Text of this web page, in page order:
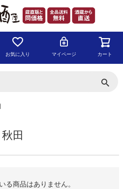
お気に入り マイページ カート
秋田
る商品はありません。